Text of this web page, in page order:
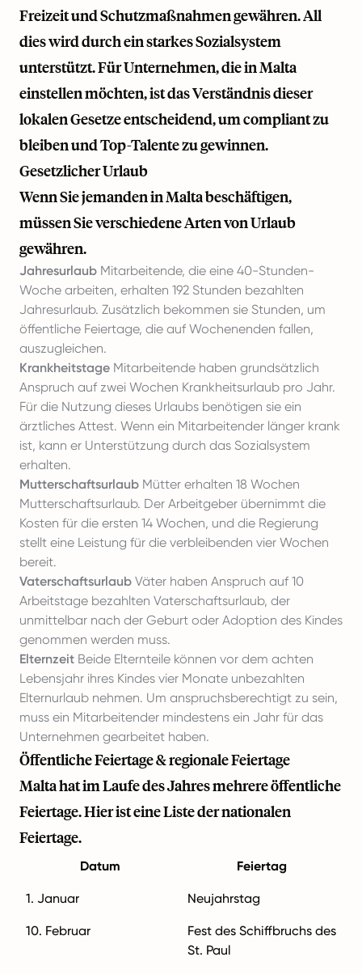
Freizeit und Schutzmaßnahmen gewähren. All
dies wird durch ein starkes Sozialsystem
unterstützt. Für Unternehmen, die in Malta
einstellen möchten, ist das Verständnis dieser
lokalen Gesetze entscheidend, um compliant zu
bleiben und Top-Talente zu gewinnen.
Gesetzlicher Urlaub
Wenn Sie jemanden in Malta beschäftigen,
müssen Sie verschiedene Arten von Urlaub
gewähren.
Jahresurlaub Mitarbeitende, die eine 40-Stunden-
Woche arbeiten, erhalten 192 Stunden bezahlten
Jahresurlaub. Zusätzlich bekommen sie Stunden, um
öffentliche Feiertage, die auf Wochenenden fallen,
auszugleichen.
Krankheitstage Mitarbeitende haben grundsätzlich
Anspruch auf zwei Wochen Krankheitsurlaub pro Jahr.
Für die Nutzung dieses Urlaubs benötigen sie ein
ärztliches Attest. Wenn ein Mitarbeitender länger krank
ist, kann er Unterstützung durch das Sozialsystem
erhalten.
Mutterschaftsurlaub Mütter erhalten 18 Wochen
Mutterschaftsurlaub. Der Arbeitgeber übernimmt die
Kosten für die ersten 14 Wochen, und die Regierung
stellt eine Leistung für die verbleibenden vier Wochen
bereit.
Vaterschaftsurlaub Väter haben Anspruch auf 10
Arbeitstage bezahlten Vaterschaftsurlaub, der
unmittelbar nach der Geburt oder Adoption des Kindes
genommen werden muss.
Elternzeit Beide Elternteile können vor dem achten
Lebensjahr ihres Kindes vier Monate unbezahlten
Elternurlaub nehmen. Um anspruchsberechtigt zu sein,
muss ein Mitarbeitender mindestens ein Jahr für das
Unternehmen gearbeitet haben.
Öffentliche Feiertage & regionale Feiertage
Malta hat im Laufe des Jahres mehrere öffentliche
Feiertage. Hier ist eine Liste der nationalen
Feiertage.
Datum Feiertag
1. Januar Neujahrstag
10. Februar
Fest des Schiffbruchs des
St. Paul